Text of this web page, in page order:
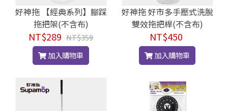
好神拖 【經典系列】腳踩
拖把架(不含布)
NT$289 NT$359
加入購物車
好神拖 好市多手壓式洗脫
雙效拖把桿(不含布)
NT$450
加入購物車